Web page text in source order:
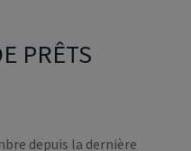
PRÊTS
depuis la dernière